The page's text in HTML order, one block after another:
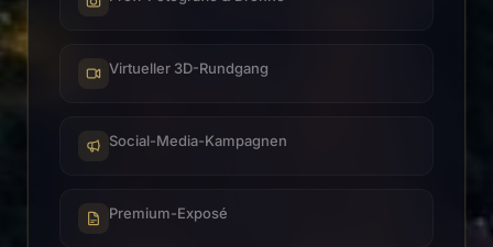
Virtueller 3D-Rundgang
Social-Media-Kampagnen
Premium-Exposé